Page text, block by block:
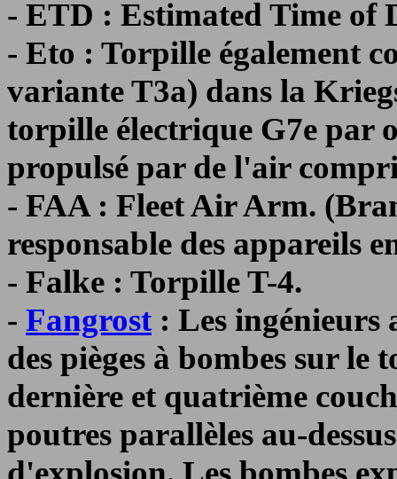
- ETD : Estimated Time of
- Eto : Torpille également
variante T3a) dans la
torpille électrique G7e par
propulsé par de l'air
- FAA : Fleet Air Arm.
responsable des appareils
- Falke : Torpille T-4.
- Fangrost: Les ingénieurs
des pièges à bombes sur le
dernière et quatrième
poutres parallèles au-